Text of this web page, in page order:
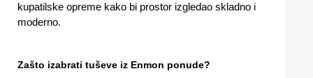
kupatilske opreme kako bi prostor izgledao skladno i
moderno.
Zašto izabrati tuševe iz Enmon ponude?